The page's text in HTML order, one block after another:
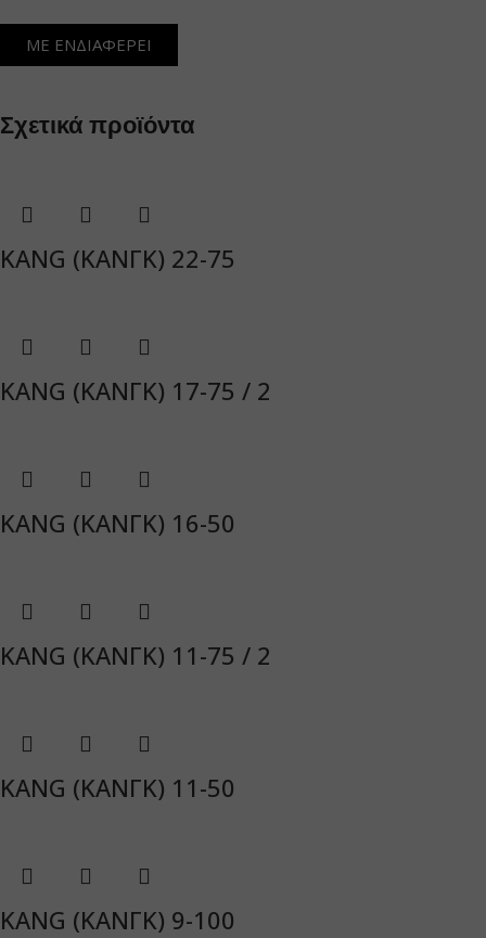
ΜΕ ΕΝΔΙΑΦΕΡΕΙ
Σχετικά προϊόντα
KANG (ΚΑΝΓΚ) 22-75
KANG (ΚΑΝΓΚ) 17-75 / 2
KANG (ΚΑΝΓΚ) 16-50
KANG (ΚΑΝΓΚ) 11-75 / 2
KANG (ΚΑΝΓΚ) 11-50
KANG (ΚΑΝΓΚ) 9-100